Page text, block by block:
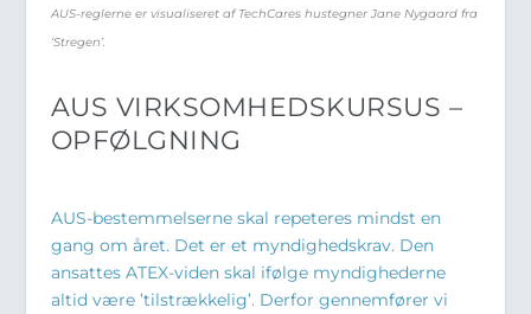
AUS-reglerne er visualiseret af TechCares hustegner Jane Nygaard fra
‘Stregen’.
AUS VIRKSOMHEDSKURSUS –
OPFØLGNING
AUS-bestemmelserne skal repeteres mindst en
gang om året. Det er et myndighedskrav. Den
ansattes ATEX-viden skal ifølge myndighederne
altid være ’tilstrækkelig’. Derfor gennemfører vi